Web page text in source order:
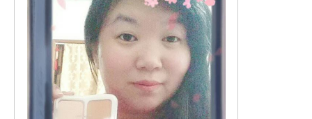
後發現 ，就算妳腳不想騎了，因為磁釦
關係 ；飛輪還是會繼續帶著妳的腳騎下
去 ！並不像一般腳踏車 ，腳一往後就會
煞車 ！ 這時老師也提醒美週迷們 ，騎乘
時 ，腳掌不能彎 ，否則磁釦容易脫落 、
導致受傷 ！ 腳痠時 ，不能突然停下不騎
！可能導致頭暈 ！一定要先將重力歸零